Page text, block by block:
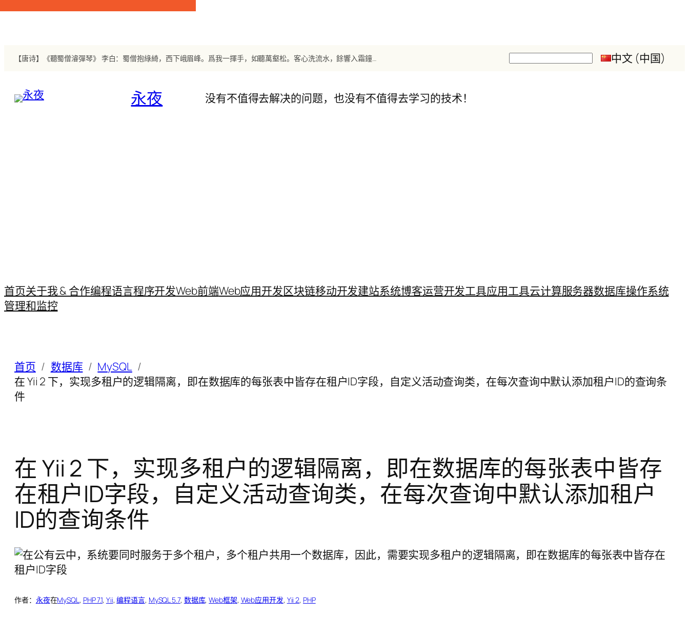
跳
【唐诗】《聽蜀僧濬彈琴》 李白：蜀僧抱綠綺，西下峨眉峰。爲我一揮手，如聽萬壑松。客心洗流水，餘響入霜鐘。不覺碧山暮，秋雲暗幾重。
搜
中文 (中国)
永夜 没有不值得去解决的问题，也没有不值得去学习的技术！
首页关于我 & 合作编程语言程序开发Web前端Web应用开发区块链移动开发建站系统博客运营开发工具应用工具云计算服务器数据库操作系统
管理和监控
首页 数据库
MySQL
在 Yii 2 下，实现多租户的逻辑隔离，即在数据库的每张表中皆存在租户ID字段，自定义活动查询类，在每次查询中默认添加租户ID的查询条
件
在 Yii 2 下，实现多租户的逻辑隔离，即在数据库的每张表中皆存
在租户ID字段，自定义活动查询类，在每次查询中默认添加租户
ID的查询条件
作者： 永夜在MySQL, PHP 7.1, Yii, 编程语言, MySQL 5.7, 数据库, Web框架, Web应用开发, Yii 2, PHP